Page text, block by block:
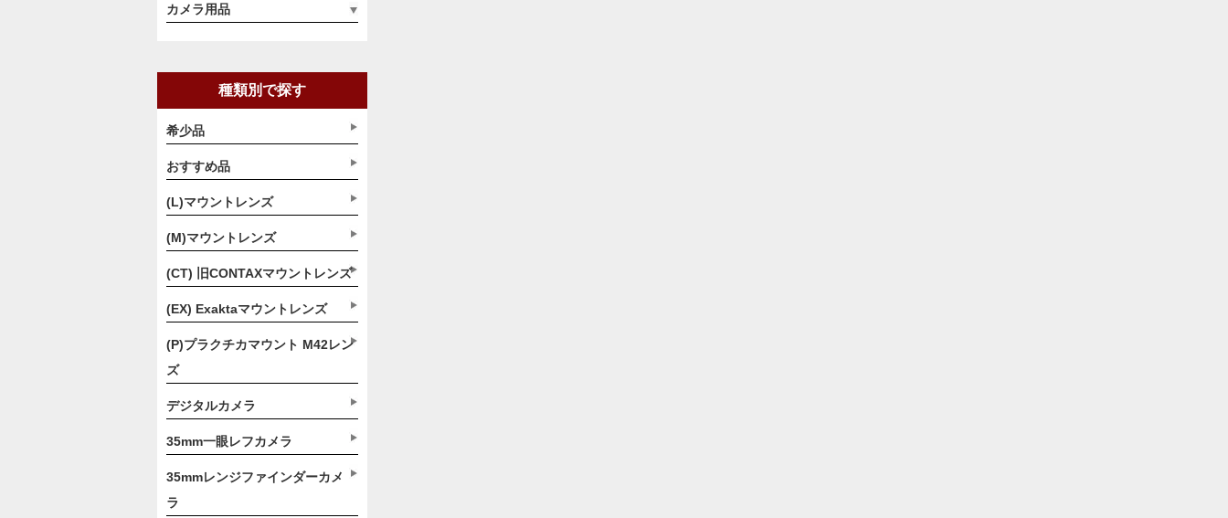
カメラ用品
種類別で探す
希少品
おすすめ品
(L)マウントレンズ
(M)マウントレンズ
(CT) 旧CONTAXマウントレンズ
(EX) Exaktaマウントレンズ
(P)プラクチカマウント M42レン
ズ
デジタルカメラ
35mm一眼レフカメラ
35mmレンジファインダーカメ
ラ